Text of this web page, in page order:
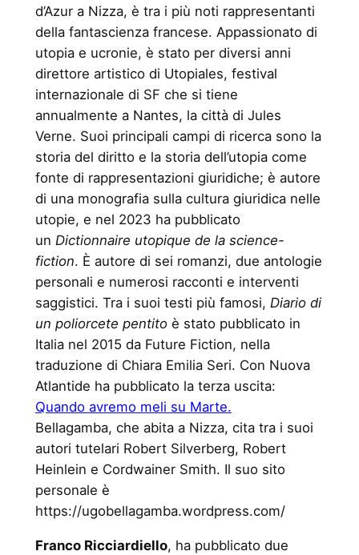
d’Azur a Nizza, è tra i più noti rappresentanti
della fantascienza francese. Appassionato di
utopia e ucronie, è stato per diversi anni
direttore artistico di Utopiales, festival
internazionale di SF che si tiene
annualmente a Nantes, la città di Jules
Verne. Suoi principali campi di ricerca sono la
storia del diritto e la storia dell’utopia come
fonte di rappresentazioni giuridiche; è autore
di una monografia sulla cultura giuridica nelle
utopie, e nel 2023 ha pubblicato
un Dictionnaire utopique de la science-
fiction. È autore di sei romanzi, due antologie
personali e numerosi racconti e interventi
saggistici. Tra i suoi testi più famosi, Diario di
un poliorcete pentitoè stato pubblicato in
Italia nel 2015 da Future Fiction, nella
traduzione di Chiara Emilia Seri. Con Nuova
Atlantide ha pubblicato la terza uscita:
Quando avremo meli su Marte.
Bellagamba, che abita a Nizza, cita tra i suoi
autori tutelari Robert Silverberg, Robert
Heinlein e Cordwainer Smith. Il suo sito
personale è
https://ugobellagamba.wordpress.com/
Franco Ricciardiello, ha pubblicato due